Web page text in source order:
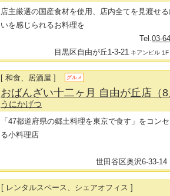
店主厳選の国産食材を使用、店内全てを見渡せ
いを感じられるお料理を
Tel.03-
目黒区自由が丘1-3-21 キアンビル 1F
[ 和食、居酒屋 ] グルメ
おばんざい十二ヶ月 自由が丘店（
うにかげつ
「47都道府県の郷土料理を東京で食す」をコン
る小料理店
世田谷区奥沢6-33-14
[ レンタルスペース、シェアオフィス ]